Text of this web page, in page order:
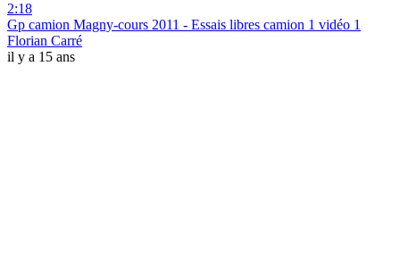
2:18
Gp camion Magny-cours 2011 - Essais libres camion 1 vidéo 1
Florian Carré
il y a 15 ans